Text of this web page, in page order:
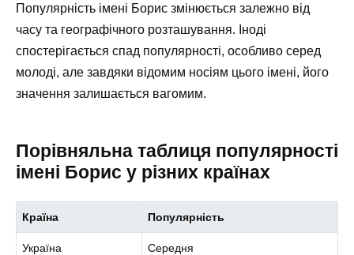
Популярність імені Борис змінюється залежно від
часу та географічного розташування. Іноді
спостерігається спад популярності, особливо серед
молоді, але завдяки відомим носіям цього імені, його
значення залишається вагомим.
Порівняльна таблиця популярності
імені Борис у різних країнах
Країна Популярність
Україна Середня